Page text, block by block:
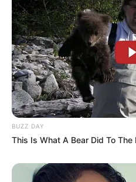
BUZZ DAY
This Is What A Bear Did To